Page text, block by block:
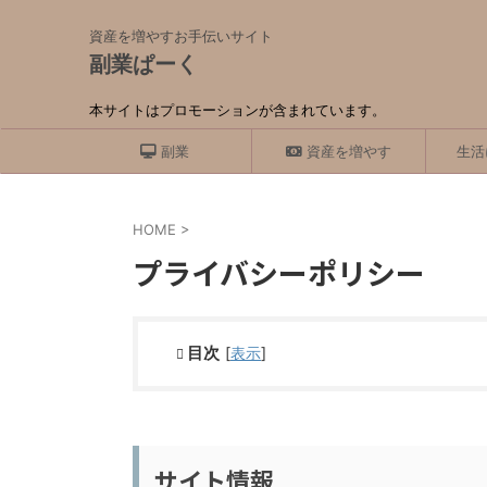
資産を増やすお手伝いサイト
副業ぱーく
本サイトはプロモーションが含まれています。
副業 資産を増やす 生
HOME >
プライバシーポリシー
目次 [表示]
サイト情報